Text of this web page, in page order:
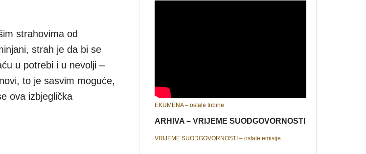
strahovima od
strah je da bi se
u potrebi i u nevolji –
to je sasvim moguće,
ova izbjeglička
EKUMENA – ostale tribine
ARHIVA – VRIJEME SUODGOVORNOSTI
VRIJEME SUODGOVORNOSTI – ostale emisije